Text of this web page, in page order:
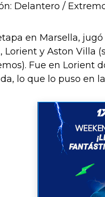
Delantero /
en Marsella, jugó
Lorient y Aston Villa
Fue en Lorient
lo que lo puso en